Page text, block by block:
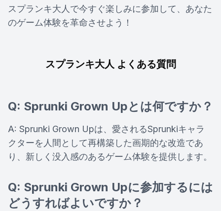
スプランキ大人で今すぐ楽しみに参加して、あなた
のゲーム体験を革命させよう！
スプランキ大人 よくある質問
Q: Sprunki Grown Upとは何ですか？
A: Sprunki Grown Upは、愛されるSprunkiキャラ
クターを人間として再構築した画期的な改造であ
り、新しく没入感のあるゲーム体験を提供します。
Q: Sprunki Grown Upに参加するには
どうすればよいですか？